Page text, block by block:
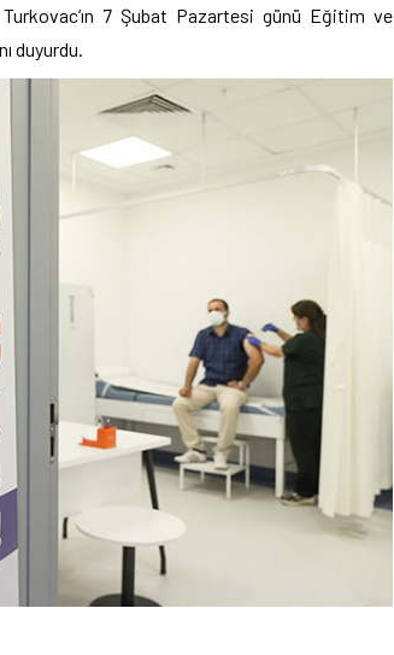
7 Şubat Pazartesi günü Eğitim ve
duyurdu.